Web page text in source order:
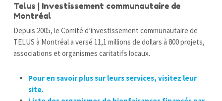
Telus | Investissement communautaire de
Montréal
Depuis 2005, le Comité d’investissement communautaire de
TELUS à Montréal a versé 11,1 millions de dollars à 800 projets,
associations et organismes caritatifs locaux.
Pour en savoir plus sur leurs services, visitez leur
site.